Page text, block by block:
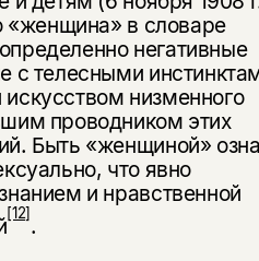
«женщина» в словаре
негативные
с телесными
низменного
проводником этих
Быть «женщиной»
что явно
и нравственной
[12].